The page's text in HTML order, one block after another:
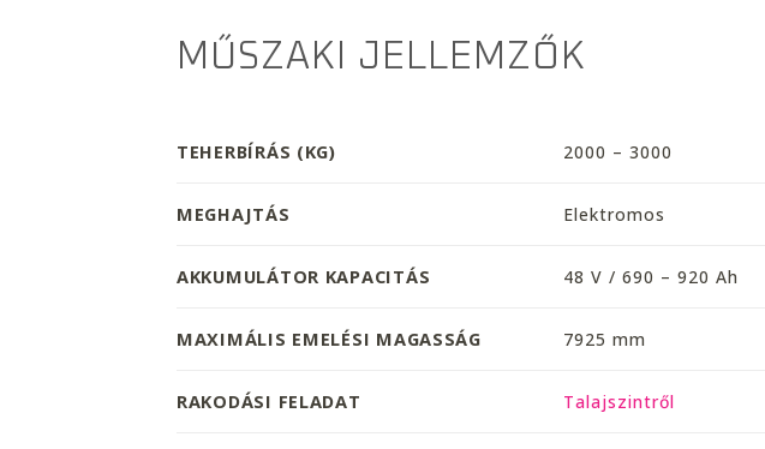
MŰSZAKI JELLEMZŐK
TEHERBÍRÁS (KG) 2000 – 3000
MEGHAJTÁS Elektromos
AKKUMULÁTOR KAPACITÁS 48 V / 690 – 920 Ah
MAXIMÁLIS EMELÉSI MAGASSÁG 7925 mm
RAKODÁSI FELADAT Talajszintről